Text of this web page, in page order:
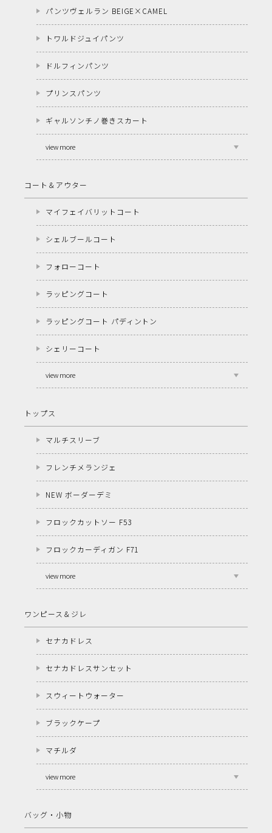
パンツヴェルラン BEIGE×CAMEL
トワルドジュイパンツ
ドルフィンパンツ
プリンスパンツ
ギャルソンチノ巻きスカート
view more
コート＆アウター
マイフェイバリットコート
シェルブールコート
フォローコート
ラッピングコート
ラッピングコート パディントン
シェリーコート
view more
トップス
マルチスリーブ
フレンチメランジェ
NEW ボーダーデミ
フロックカットソー F53
フロックカーディガン F71
view more
ワンピース＆ジレ
セナカドレス
セナカドレスサンセット
スウィートウォーター
ブラックケープ
マチルダ
view more
バッグ・小物